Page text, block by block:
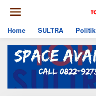
content
Home
SULTRA Politik